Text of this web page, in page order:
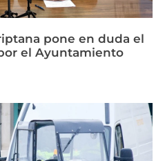
pone en duda el
el Ayuntamiento